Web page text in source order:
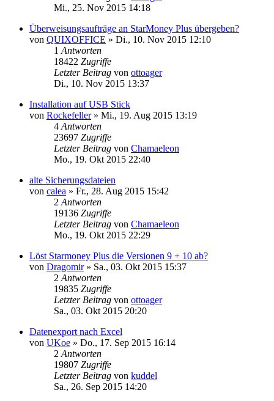
Mi., 25. Nov 2015 14:18
Überweisungsaufträge an StarMoney Plus übergeben?
von QUIXOFFICE » Di., 10. Nov 2015 12:10
1 Antworten
18422 Zugriffe
Letzter Beitrag von ottoager
Di., 10. Nov 2015 13:37
Installation auf USB Stick
von Rockefeller» Mi., 19. Aug 2015 13:19
4 Antworten
23697 Zugriffe
Letzter Beitrag von Chamaeleon
Mo., 19. Okt 2015 22:40
alte Sicherungsdateien
von calea » Fr., 28. Aug 2015 15:42
2 Antworten
19136 Zugriffe
Letzter Beitrag von Chamaeleon
Mo., 19. Okt 2015 22:29
Löst Starmoney Plus die Versionen 9 + 10 ab?
von Dragomir» Sa., 03. Okt 2015 15:37
2 Antworten
19835 Zugriffe
Letzter Beitrag von ottoager
Sa., 03. Okt 2015 20:20
Datenexport nach Excel
von UKoe » Do., 17. Sep 2015 16:14
2 Antworten
19807 Zugriffe
Letzter Beitrag von kuddel
Sa., 26. Sep 2015 14:20